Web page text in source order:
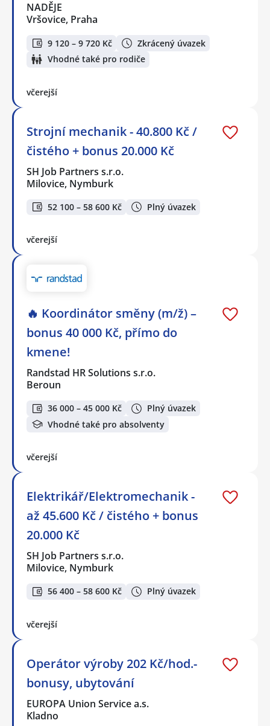
NADĚJE
Vršovice, Praha
9 120 – 9 720 Kč
Zkrácený úvazek
Vhodné také pro rodiče
včerejší
Strojní mechanik - 40.800 Kč /
čistého + bonus 20.000 Kč
SH Job Partners s.r.o.
Milovice, Nymburk
52 100 – 58 600 Kč Plný úvazek
včerejší
🔥 Koordinátor směny (m/ž) –
bonus 40 000 Kč, přímo do
kmene!
Randstad HR Solutions s.r.o.
Beroun
36 000 – 45 000 Kč
Plný úvazek
Vhodné také pro absolventy
včerejší
Elektrikář/Elektromechanik -
až 45.600 Kč / čistého + bonus
20.000 Kč
SH Job Partners s.r.o.
Milovice, Nymburk
56 400 – 58 600 Kč Plný úvazek
včerejší
Operátor výroby 202 Kč/hod.-
bonusy, ubytování
EUROPA Union Service a.s.
Kladno